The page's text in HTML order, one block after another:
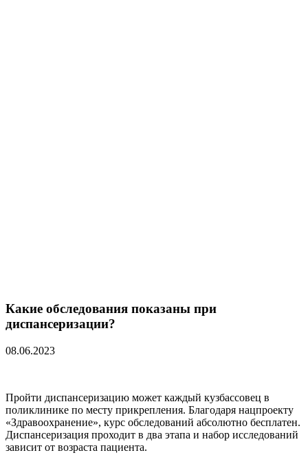
Какие обследования показаны при
диспансеризации?
08.06.2023
Пройти диспансеризацию может каждый кузбассовец в
поликлинике по месту прикрепления. Благодаря нацпроекту
«Здравоохранение», курс обследований абсолютно бесплатен.
Диспансеризация проходит в два этапа и набор исследований
зависит от возраста пациента.